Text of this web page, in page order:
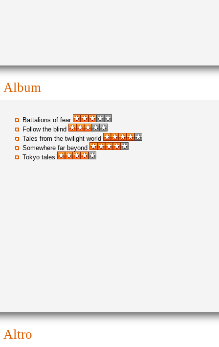
album
Battalions of fear
Follow the blind
Tales from the twilight world
Somewhere far beyond
Tokyo tales
altro